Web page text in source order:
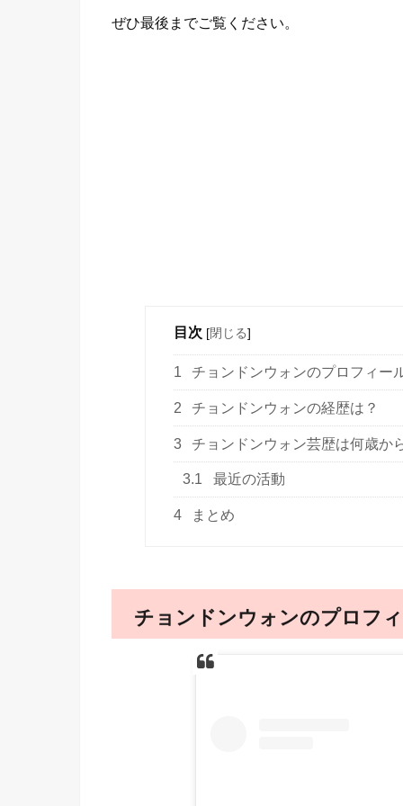
ぜひ最後までご覧ください。
目次 [閉じる]
1 チョンドンウォンのプロフィー
2 チョンドンウォンの経歴は？
3 チョンドンウォン芸歴は何歳か
3.1 最近の活動
4 まとめ
チョンドンウォンのプロフ